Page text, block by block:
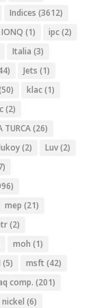
Indices (3612)
IONQ (1) ipc(2)
Italia (3)
Jets (1)
klac(1)
(2)
TURCA(26)
(2) Luv(2)
mep (21)
(2)
moh (1)
(5) msft (42)
comp. (201)
nickel (6)